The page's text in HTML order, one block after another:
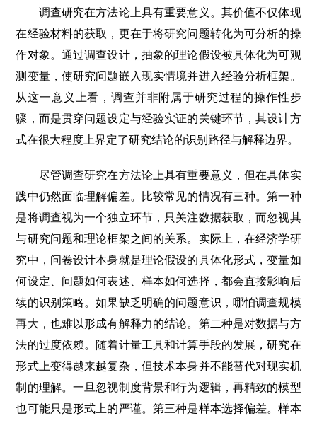
调查研究在方法论上具有重要意义。其价值不仅体现
在经验材料的获取，更在于将研究问题转化为可分析的操
作对象。通过调查设计，抽象的理论假设被具体化为可观
测变量，使研究问题嵌入现实情境并进入经验分析框架。
从这一意义上看，调查并非附属于研究过程的操作性步
骤，而是贯穿问题设定与经验实证的关键环节，其设计方
式在很大程度上界定了研究结论的识别路径与解释边界。
尽管调查研究在方法论上具有重要意义，但在具体实
践中仍然面临理解偏差。比较常见的情况有三种。第一种
是将调查视为一个独立环节，只关注数据获取，而忽视其
与研究问题和理论框架之间的关系。实际上，在经济学研
究中，问卷设计本身就是理论假设的具体化形式，变量如
何设定、问题如何表述、样本如何选择，都会直接影响后
续的识别策略。如果缺乏明确的问题意识，哪怕调查规模
再大，也难以形成有解释力的结论。第二种是对数据与方
法的过度依赖。随着计量工具和计算手段的发展，研究在
形式上变得越来越复杂，但技术本身并不能替代对现实机
制的理解。一旦忽视制度背景和行为逻辑，再精致的模型
也可能只是形式上的严谨。第三种是样本选择偏差。样本